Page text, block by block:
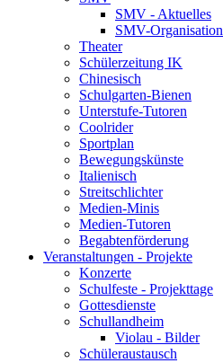
SMV - Aktuelles
SMV-Organisation
Theater
Schülerzeitung IK
Chinesisch
Schulgarten-Bienen
Unterstufe-Tutoren
Coolrider
Sportplan
Bewegungskünste
Italienisch
Streitschlichter
Medien-Minis
Medien-Tutoren
Begabtenförderung
Veranstaltungen - Projekte
Konzerte
Schulfeste - Projekttage
Gottesdienste
Schullandheim
Violau - Bilder
Schüleraustausch